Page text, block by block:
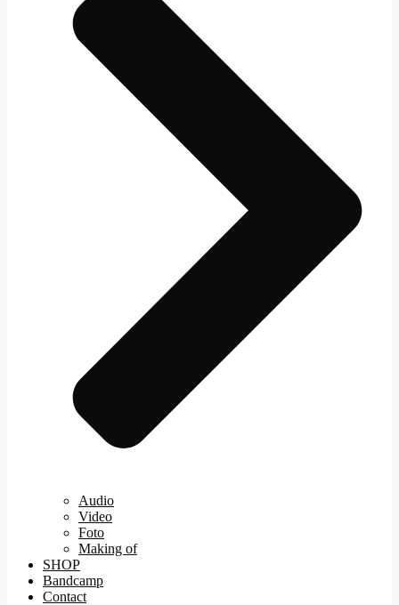
Audio
Video
Foto
Making of
SHOP
Bandcamp
Contact